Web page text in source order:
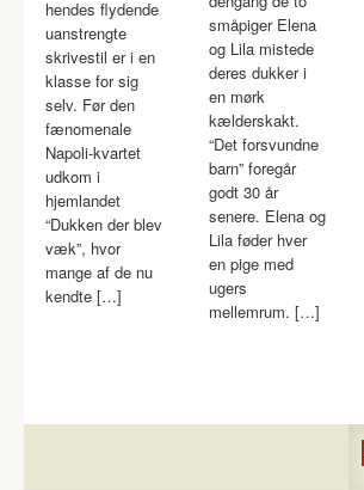
hendes flydende
uanstrengte
skrivestil er i en
klasse for sig
selv. Før den
fænomenale
Napoli-kvartet
udkom i
hjemlandet
“Dukken der blev
væk”, hvor
mange af de nu
kendte […]
småpiger Elena
og Lila mistede
deres dukker i
en mørk
kælderskakt.
“Det forsvundne
barn” foregår
godt 30 år
senere. Elena og
Lila føder hver
en pige med
ugers
mellemrum. […]